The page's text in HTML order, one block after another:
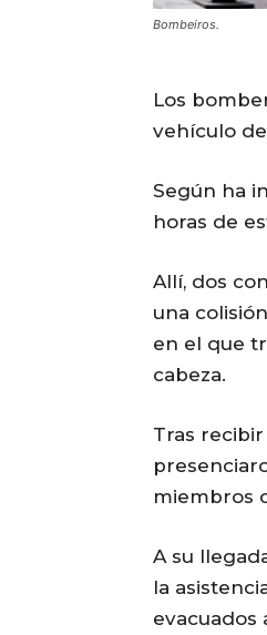
Bombeiros.
Los
vehículo
Según ha
horas de
Allí, dos
una
en el que
cabeza.
Tras
miembros
A su
la
evacuados